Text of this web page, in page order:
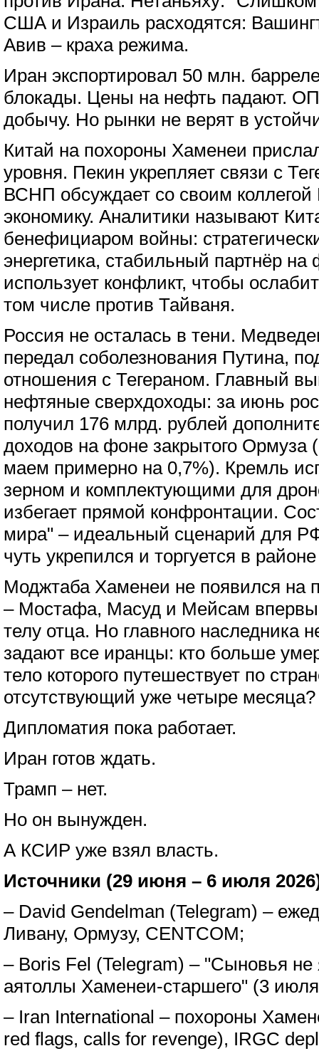
США и Израиль расходятся:
Авив – краха режима.
Иран экспортировал 50 млн.
блокады. Цены на нефть падают.
добычу. Но рынки не верят в
Китай на похороны Хаменеи
уровня. Пекин укрепляет связи с
ВСНП обсуждает со своим
экономику. Аналитики называют
бенефициаром войны:
энергетика, стабильный партнёр на
использует конфликт, чтобы
том числе против Тайваня.
Россия не осталась в тени.
передал соболезнования Путина,
отношения с Тегераном. Главный
нефтяные сверхдоходы: за июнь
получил 176 млрд. рублей
доходов на фоне закрытого Ормуза
маем примерно на 0,7%). Кремль
зерном и комплектующими для
избегает прямой конфронтации.
мира" – идеальный сценарий для
чуть укрепился и торгуется в
Моджтаба Хаменеи не появился на
– Мостафа, Масуд и Мейсам
телу отца. Но главного наследника
задают все иранцы: кто больше
тело которого путешествует по
отсутствующий уже четыре месяца?
Дипломатия пока работает.
Иран готов ждать.
Трамп – нет.
Но он вынужден.
А КСИР уже взял власть.
Источники (29 июня – 6 июля
– David Gendelman (Telegram) –
Ливану, Ормузу, CENTCOM;
– Boris Fel (Telegram) – "Сыновья
аятоллы Хаменеи-старшего" (3
– Iran International – похороны
red flags, calls for revenge), IRGC